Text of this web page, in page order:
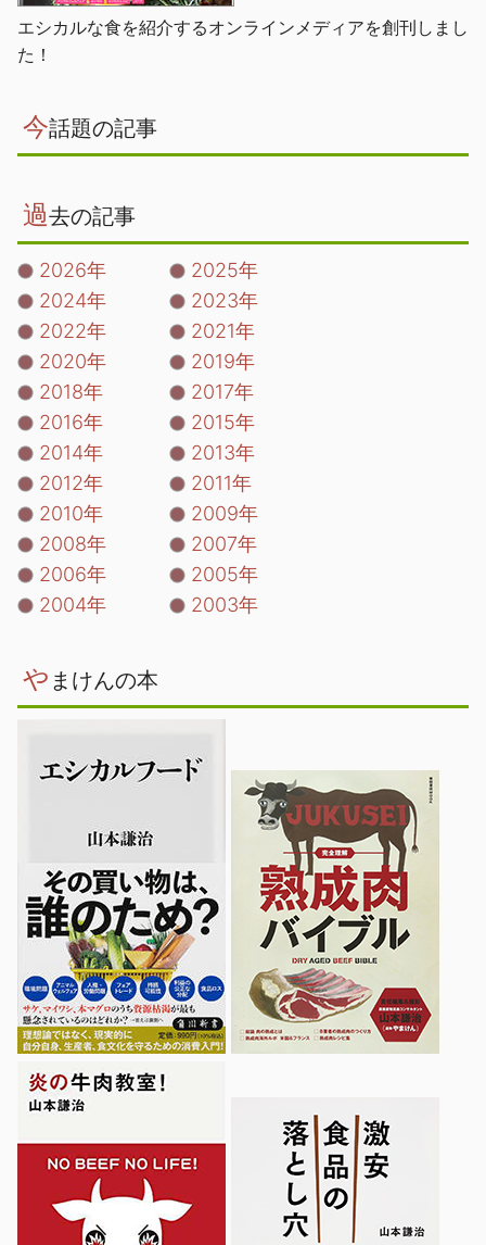
エシカルな食を紹介するオンラインメディアを創刊しまし
た！
今話題の記事
過去の記事
2026年
2025年
2024年
2023年
2022年
2021年
2020年
2019年
2018年
2017年
2016年
2015年
2014年
2013年
2012年
2011年
2010年
2009年
2008年
2007年
2006年
2005年
2004年
2003年
や まけんの本